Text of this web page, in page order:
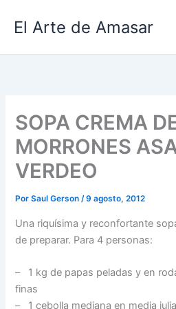
El Arte de Amasar
SOPA CREMA
MORRONES
VERDEO
PorSaul Gerson/9 agosto, 2012
Una riquísima y reconfortante
de preparar. Para 4 personas:
– 1 kg de papas peladas y en
finas
– 1 cebolla mediana en media